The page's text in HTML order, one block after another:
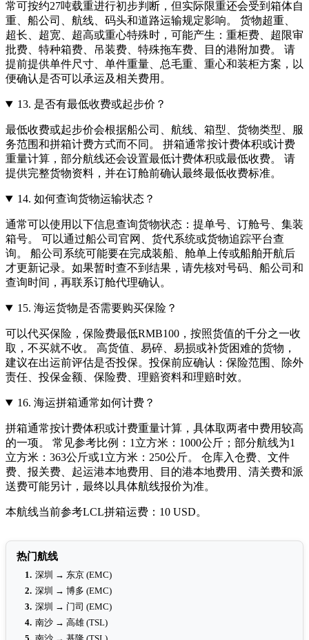
常可按约27吨载重进行初步判断，但实际限重还会受到箱体自
重、船公司、航线、码头和道路运输规定影响。 货物超重、
超长、超宽、超高或重心特殊时，可能产生：重柜费、超限审
批费、特种箱费、吊装费、特殊拖车费、目的港附加费。 请
提前提供单件尺寸、单件重量、总毛重、重心和装柜方案，以
便确认是否可以承运及相关费用。
13. 是否有最低收费或起步价？
最低收费或起步价会根据船公司、航线、箱型、货物类型、服
务范围和拼箱计费方式而不同。 拼箱通常按计费体积或计费
重量计算，部分航线还会设置最低计费体积或最低收费。 请
提供完整货物资料，并在订舱前确认最终最低收费标准。
14. 如何查询货物运输状态？
通常可以使用以下信息查询货物状态：提单号、订舱号、集装
箱号。 可以通过船公司官网、货代系统或货物追踪平台查
询。 船公司系统可能要在完成装船、舱单上传或船舶开航后
才更新记录。如果暂时查不到结果，请先核对号码、船公司和
查询时间，再联系订舱代理确认。
15. 海运货物是否需要购买保险？
可以代买保险，保险费最低RMB100，按照货值的千分之一收
取，不买就不收。 高货值、易碎、易损或补货困难的货物，
建议在出运前评估是否投保。投保前应确认：保险范围、除外
责任、投保金额、保险费、理赔资料和理赔时效。
16. 海运拼箱通常如何计费？
拼箱通常按计费体积或计费重量计算，具体取两者中费用较高
的一项。 常见参考比例：1立方米：1000公斤；部分航线为1
立方米：363公斤或1立方米：250公斤。 仓库入仓费、文件
费、报关费、起运港本地费用、目的港本地费用、清关费和派
送费可能另计，最终以具体航线报价为准。
本航线当前参考LCL拼箱运费：10 USD。
热门航线
1. 深圳 → 东京 (EMC)
2. 深圳 → 博多 (EMC)
3. 深圳 → 门司 (EMC)
4. 南沙 → 高雄 (TSL)